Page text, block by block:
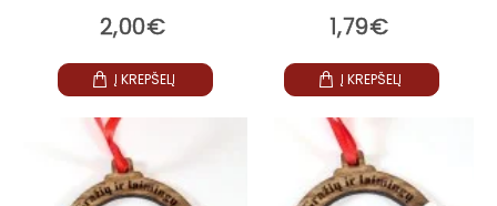
2,00€
Į KREPŠELĮ
1,79€
Į KREPŠELĮ